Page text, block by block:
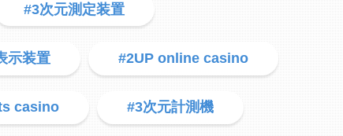
#3次元測定装置
示装置 #2UP online casino
casino #3次元計測機